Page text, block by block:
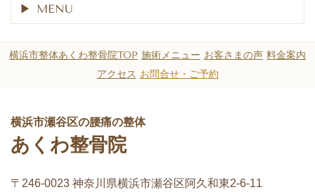
MENU
横浜市整体あくわ整骨院TOP 施術メニュー お客さまの声 料金案内
アクセス お問合せ・ご予約
横浜市瀬谷区の腰痛の整体
あくわ整骨院
〒246-0023 神奈川県横浜市瀬谷区阿久和東2-6-11